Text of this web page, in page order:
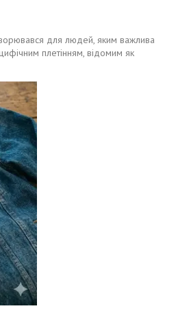
для людей, яким важлива
плетінням, відомим як